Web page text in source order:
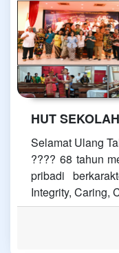
HUT
Selamat Ulang
???? 68 tahun
pribadi
Integrity, Caring,